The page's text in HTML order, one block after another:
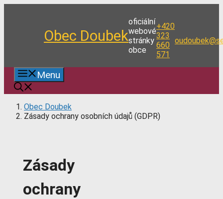
Obec Doubek
oficiální
webové
stránky
obce
+420
323
660
571
Menu
Obec Doubek
Zásady ochrany osobních údajů (GDPR)
Zásady
ochrany